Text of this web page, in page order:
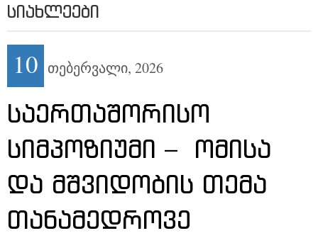
ᲡᲘᲐᲮᲚᲔᲔᲑᲘ
10 თებერვალი, 2026
ᲡᲐᲔᲠᲗᲐᲨᲝᲠᲘᲡᲝ
ᲡᲘᲛᲞᲝᲖᲘᲣᲛᲘ – ᲝᲛᲘᲡᲐ
ᲓᲐ ᲛᲨᲕᲘᲓᲝᲑᲘᲡ ᲗᲔᲛᲐ
ᲗᲐᲜᲐᲛᲔᲓᲠᲝᲕᲔ